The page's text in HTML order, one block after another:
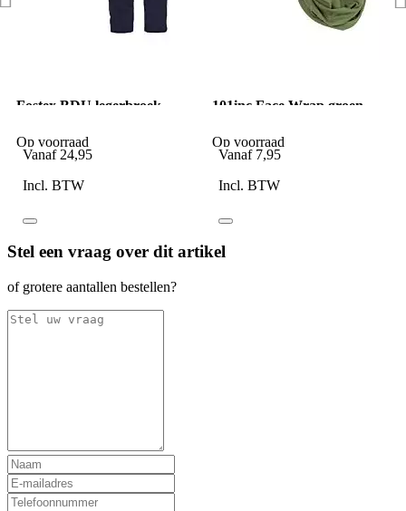
Fostex BDU legerbroek
Op voorraad
Vanaf 24,95
Incl. BTW
101inc Face Wrap groen
Op voorraad
Vanaf 7,95
Incl. BTW
Stel een vraag over dit artikel
of grotere aantallen bestellen?